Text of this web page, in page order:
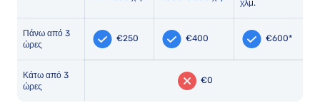
χλμ.
Πάνω από 3
ώρες
€250 €400 €600*
Κάτω από 3
ώρες
€0